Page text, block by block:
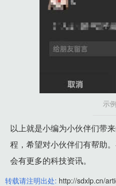
示
以上就是小编为小伙伴们带
程，希望对小伙伴们有帮助
会有更多的科技资讯。
转载请注明出处: http://sdxlp.cn/